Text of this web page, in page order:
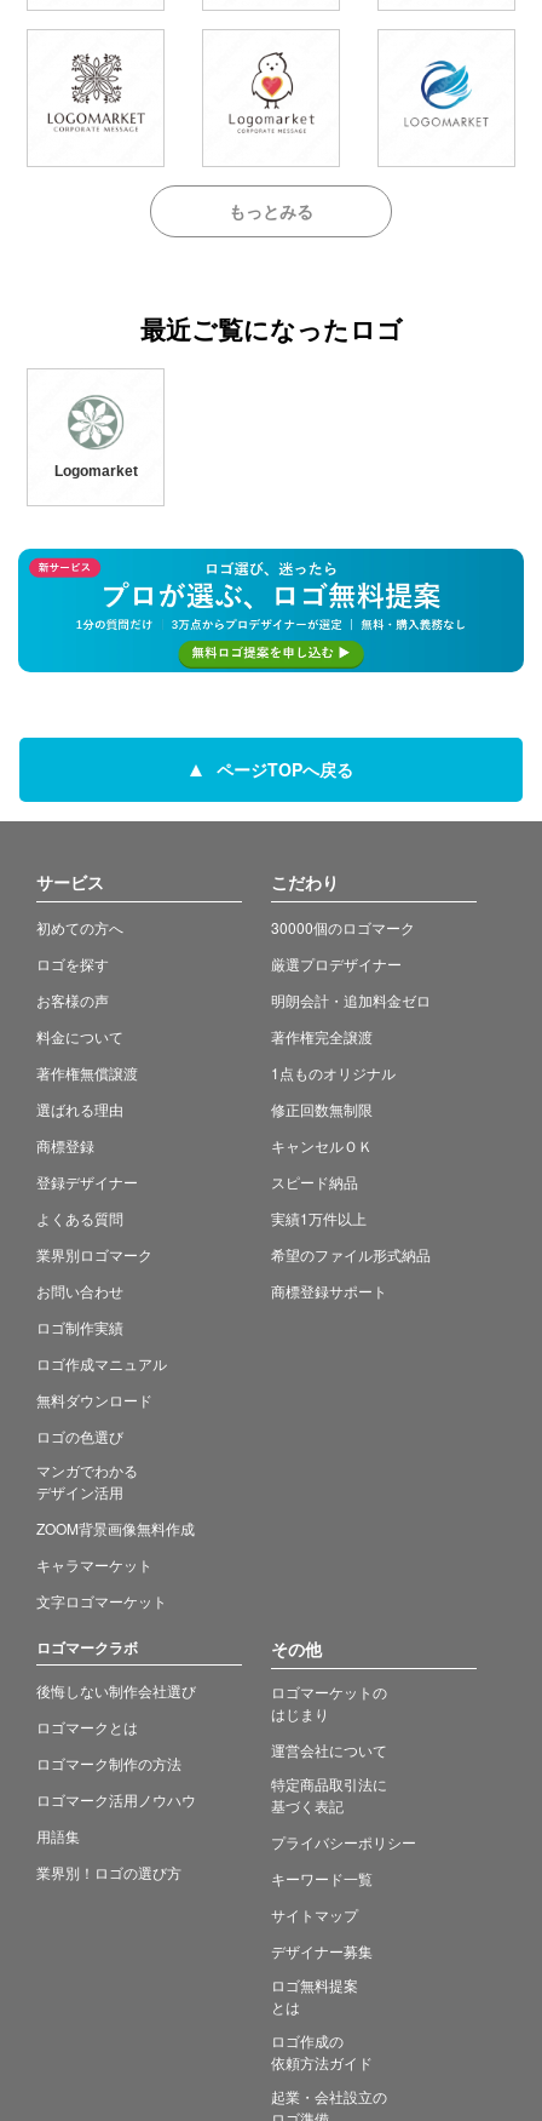
もっとみる
最近ご覧になったロゴ
Logomarket
ページTOPへ戻る
サービス
初めての方へ
ロゴを探す
お客様の声
料金について
著作権無償譲渡
選ばれる理由
商標登録
登録デザイナー
よくある質問
業界別ロゴマーク
お問い合わせ
ロゴ制作実績
ロゴ作成マニュアル
無料ダウンロード
ロゴの色選び
マンガでわかる
デザイン活用
ZOOM背景画像無料作成
キャラマーケット
文字ロゴマーケット
こだわり
30000個のロゴマーク
厳選プロデザイナー
明朗会計・追加料金ゼロ
著作権完全譲渡
1点ものオリジナル
修正回数無制限
キャンセルＯＫ
スピード納品
実績1万件以上
希望のファイル形式納品
商標登録サポート
ロゴマークラボ
後悔しない制作会社選び
ロゴマークとは
ロゴマーク制作の方法
ロゴマーク活用ノウハウ
用語集
業界別！ロゴの選び方
その他
ロゴマーケットの
はじまり
運営会社について
特定商品取引法に
基づく表記
プライバシーポリシー
キーワード一覧
サイトマップ
デザイナー募集
ロゴ無料提案
とは
ロゴ作成の
依頼方法ガイド
起業・会社設立の